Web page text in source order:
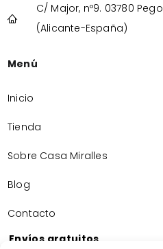
C/ Major, nº9. 03780 Pego
(Alicante-España)
Menú
Inicio
Tienda
Sobre Casa Miralles
Blog
Contacto
Envíos gratuitos